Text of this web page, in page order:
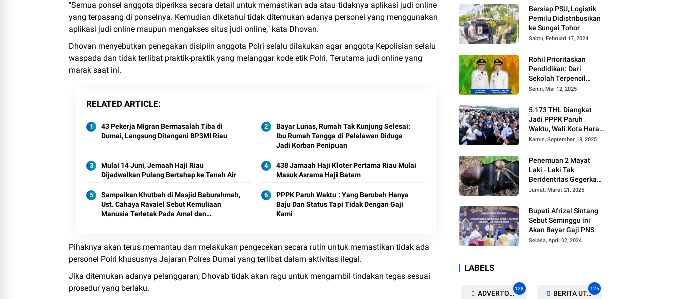
"Semua ponsel anggota diperiksa secara detail untuk memastikan ada atau tidaknya aplikasi judi online
yang terpasang di ponselnya. Kemudian diketahui tidak ditemukan adanya personel yang menggunakan
aplikasi judi online maupun mengakses situs judi online," kata Dhovan.
Dhovan menyebutkan penegakan disiplin anggota Polri selalu dilakukan agar anggota Kepolisian selalu
waspada dan tidak terlibat praktik-praktik yang melanggar kode etik Polri. Terutama judi online yang
marak saat ini.
RELATED ARTICLE
43 Pekerja Migran Bermasalah Tiba di
Dumai, Langsung Ditangani BP3MI Riau
Bayar Lunas, Rumah Tak Kunjung Selesai:
Ibu Rumah Tangga di Pelalawan Diduga
Jadi Korban Penipuan
Mulai 14 Juni, Jemaah Haji Riau
Dijadwalkan Pulang Bertahap ke Tanah Air
438 Jamaah Haji Kloter Pertama Riau Mulai
Masuk Asrama Haji Batam
Sampaikan Khutbah di Masjid Baburahmah,
Ust. Cahaya Ravaiel Sebut Kemuliaan
Manusia Terletak Pada Amal dan
PPPK Paruh Waktu : Yang Berubah Hanya
Baju Dan Status Tapi Tidak Dengan Gaji
Kami
Pihaknya akan terus memantau dan melakukan pengecekan secara rutin untuk memastikan tidak ada
personel Polri khususnya Jajaran Polres Dumai yang terlibat dalam aktivitas ilegal.
Jika ditemukan adanya pelanggaran, Dhovab tidak akan ragu untuk mengambil tindakan tegas sesuai
prosedur yang berlaku.
Bersiap PSU, Logistik
Pemilu Didistribusikan
ke Sungai Tohor
Sabtu, Februari 17, 2024
Rohil Prioritaskan
Pendidikan: Dari
Sekolah Terpencil
hingga Beasiswa
Senin, Mei 12, 2025
5.173 THL Diangkat
Jadi PPPK Paruh
Waktu, Wali Kota Harap
Ada Regulasi Baru
Kamis, September 18, 2025
Penemuan 2 Mayat
Laki - Laki Tak
Beridentitas Gegerkan
Warga Rohil
Jumat, Maret 21, 2025
Bupati Afrizal Sintang
Sebut Seminggu ini
Akan Bayar Gaji PNS
Selasa, April 02, 2024
LABELS
ADVERTORIAL/GALERI
128
BERITA UTAMA
125